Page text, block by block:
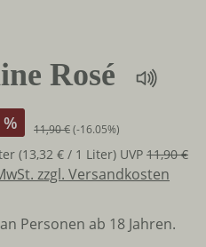
Rosé
% 11,90 €(-16.05%)
(13,32 € / 1 Liter) UVP 11,90 €
zzgl. Versandkosten
Personen ab 18 Jahren.